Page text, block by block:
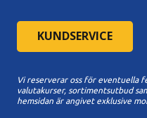
KUNDSERVICE
Vi reserverar oss för eventuella
valutakurser, sortimentsutbud
hemsidan är angivet exklusive